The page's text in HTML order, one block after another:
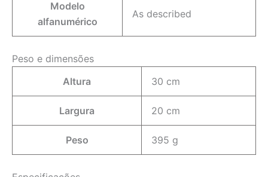
Modelo
alfanumérico
As described
Peso e dimensões
Altura
30 cm
Largura 20 cm
Peso 395 g